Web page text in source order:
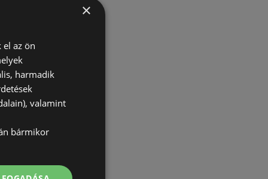
×
el az ön
harmadik
valamint
bármikor